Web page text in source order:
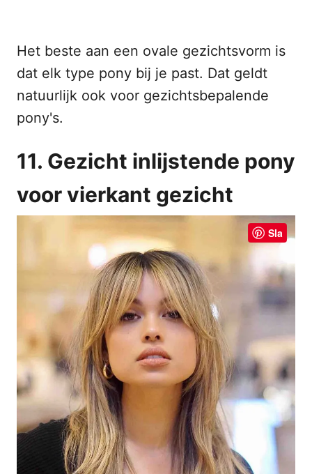
Het beste aan een ovale gezichtsvorm is
dat elk type pony bij je past. Dat geldt
natuurlijk ook voor gezichtsbepalende
pony's.
11. Gezicht inlijstende pony
voor vierkant gezicht
Sla